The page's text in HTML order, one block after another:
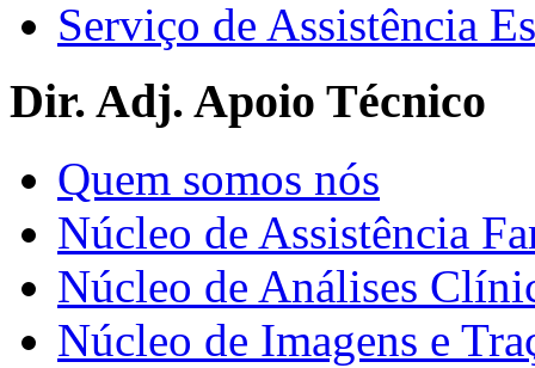
Serviço de Assistência
Dir. Adj. Apoio Técnico
Quem somos nós
Núcleo de Assistência
Núcleo de Análises
Núcleo de Imagens e